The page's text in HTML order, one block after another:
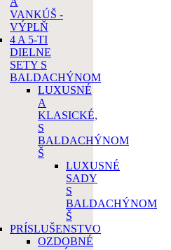
VANKÚŠ -
VÝPLŇ
4 A 5-TI
DIELNE
SETY S
BALDACHÝNOM
LUXUSNÉ
A
KLASICKÉ,
S
BALDACHÝNOM
Š
LUXUSNÉ
SADY
S
BALDACHÝNOM
Š
PRÍSLUŠENSTVO
OZDOBNÉ